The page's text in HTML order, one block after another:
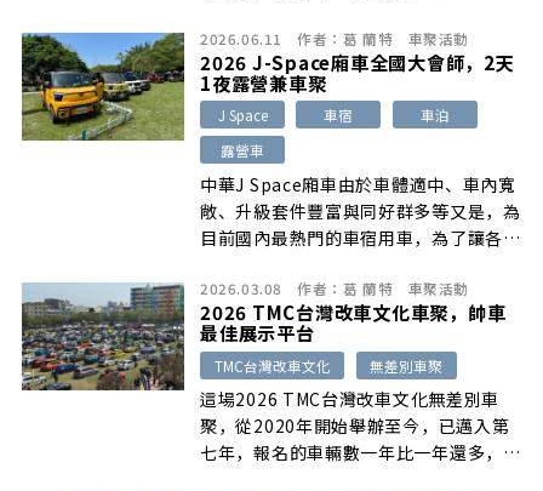
CorollaCross車友俱樂部，號召車友共
同參與下，於彰化玻璃館舉辦了2026年
的第一場CC車聚，現場出現各式不同風
格的改裝作品，讓CC也能玩出個人風
格。
2026.06.11 作者： 葛 蘭特 車聚活動
2026 J-Space廂車全國大會師，2天
1夜露營兼車聚
J Space 車宿
車泊
露營車
中華J Space廂車由於車體適中、車內寬
敞、升級套件豐富與同好群多等又是，為
目前國內最熱門的車宿用車，為了讓各地
就有車主俱樂部舉辦年度車聚活動，且如
果車主時間夠多，還可提早一天到場，來
個2天1夜的露營兼車距活動，我們就來
看看活動當天的盛況。
2026.03.08 作者： 葛 蘭特 車聚活動
2026 TMC台灣改車文化車聚，帥車
最佳展示平台
TMC台灣改車文化 無差別車聚
這場2026 TMC台灣改車文化無差別車
聚，從2020年開始舉辦至今，已邁入第
七年，報名的車輛數一年比一年還多，加